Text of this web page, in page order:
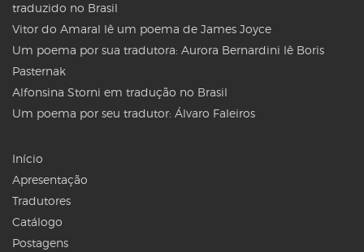
traduzido no Brasil
Vitor do Amaral lê um poema de James Joyce
Um poema por sua tradutora: Aurora Bernardini lê Boris
Pasternak
Alfonsina Storni em tradução no Brasil
Um poema por seu tradutor: Álvaro Faleiros
Início
Apresentação
Tradutores
Catálogo
Postagens